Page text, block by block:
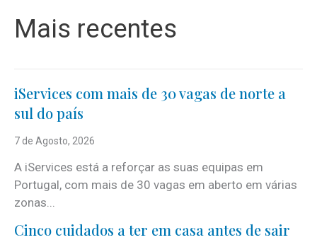
Mais recentes
iServices com mais de 30 vagas de norte a
sul do país
7 de Agosto, 2026
A iServices está a reforçar as suas equipas em
Portugal, com mais de 30 vagas em aberto em várias
zonas...
Cinco cuidados a ter em casa antes de sair